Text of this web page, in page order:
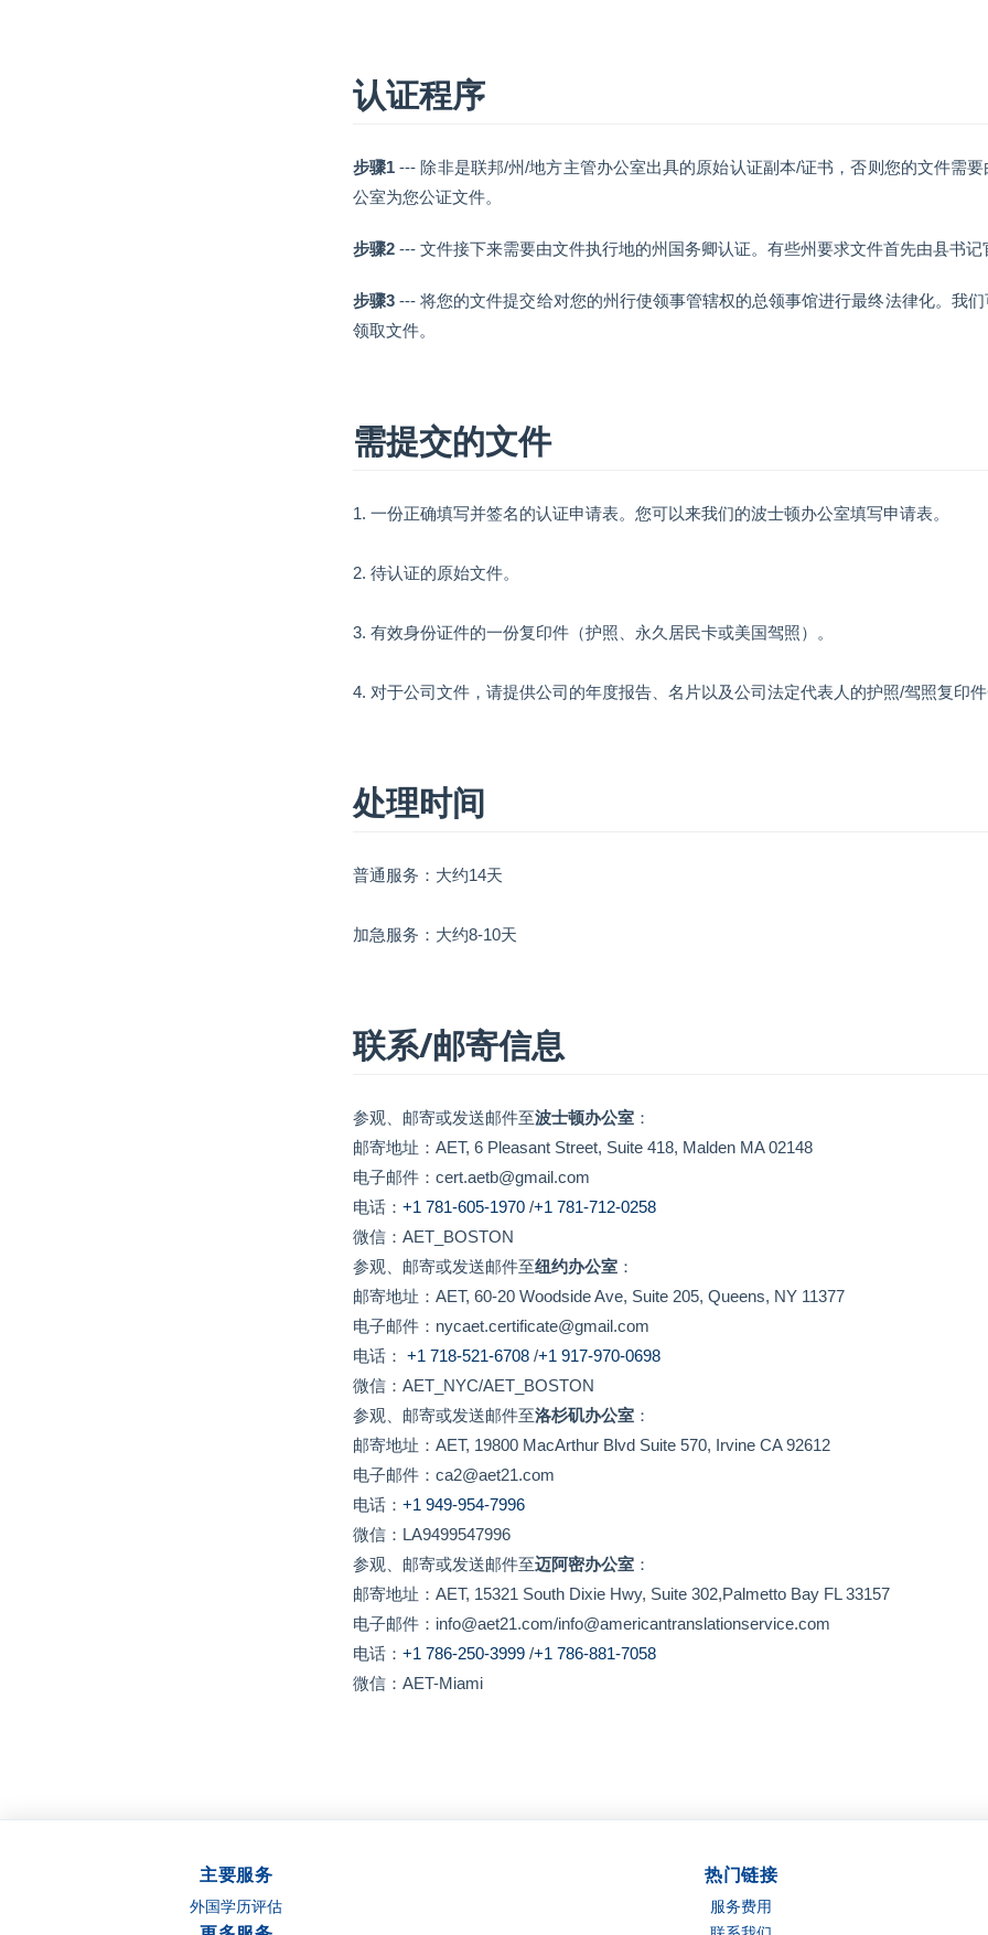
认证程序
步骤1 --- 除非是联邦/州/地方主管办公室出具的原始认证副本/证书，否则您的文件需
公室为您公证文件。
步骤2 --- 文件接下来需要由文件执行地的州国务卿认证。有些州要求文件首先由县书
步骤3 --- 将您的文件提交给对您的州行使领事管辖权的总领事馆进行最终法律化。我
领取文件。
需提交的文件
1. 一份正确填写并签名的认证申请表。您可以来我们的波士顿办公室填写申请表。
2. 待认证的原始文件。
3. 有效身份证件的一份复印件（护照、永久居民卡或美国驾照）。
4. 对于公司文件，请提供公司的年度报告、名片以及公司法定代表人的护照/驾照复印
处理时间
普通服务：大约14天
加急服务：大约8-10天
联系/邮寄信息
参观、邮寄或发送邮件至波士顿办公室 ：
邮寄地址：AET, 6 Pleasant Street, Suite 418, Malden MA 02148
电子邮件：cert.aetb@gmail.com
电话： +1 781-605-1970 /+1 781-712-0258
微信：AET_BOSTON
参观、邮寄或发送邮件至纽约办公室 ：
邮寄地址：AET, 60-20 Woodside Ave, Suite 205, Queens, NY 11377
电子邮件：nycaet.certificate@gmail.com
电话： +1 718-521-6708 /+1 917-970-0698
微信：AET_NYC/AET_BOSTON
参观、邮寄或发送邮件至洛杉矶办公室 ：
邮寄地址：AET, 19800 MacArthur Blvd Suite 570, Irvine CA 92612
电子邮件：ca2@aet21.com
电话： +1 949-954-7996
微信：LA9499547996
参观、邮寄或发送邮件至迈阿密办公室 ：
邮寄地址：AET, 15321 South Dixie Hwy, Suite 302,Palmetto Bay FL 33157
电子邮件：info@aet21.com/info@americantranslationservice.com
电话： +1 786-250-3999 /+1 786-881-7058
微信：AET-Miami
主要服务
外国学历评估
热门链接
服务费用